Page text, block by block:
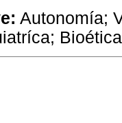
Autonomía;